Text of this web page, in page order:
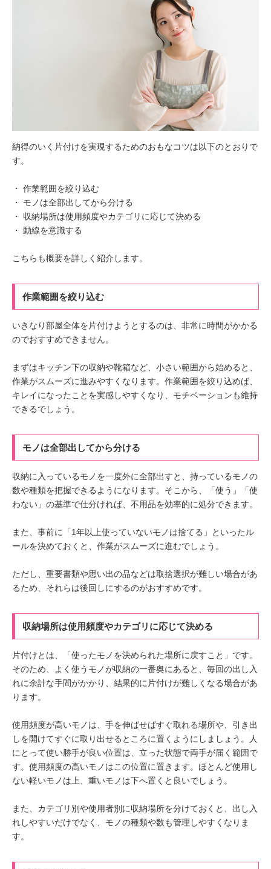
納得のいく片付けを実現するためのおもなコツは以下のとおりで
す。
・ 作業範囲を絞り込む
・ モノは全部出してから分ける
・ 収納場所は使用頻度やカテゴリに応じて決める
・ 動線を意識する
こちらも概要を詳しく紹介します。
作業範囲を絞り込む
いきなり部屋全体を片付けようとするのは、非常に時間がかかる
のでおすすめできません。
まずはキッチン下の収納や靴箱など、小さい範囲から始めると、
作業がスムーズに進みやすくなります。作業範囲を絞り込めば、
キレイになったことを実感しやすくなり、モチベーションも維持
できるでしょう。
モノは全部出してから分ける
収納に入っているモノを一度外に全部出すと、持っているモノの
数や種類を把握できるようになります。そこから、「使う」「使
わない」の基準で仕分ければ、不用品を効率的に処分できます。
また、事前に「1年以上使っていないモノは捨てる」といったル
ールを決めておくと、作業がスムーズに進むでしょう。
ただし、重要書類や思い出の品などは取捨選択が難しい場合があ
るため、それらは後回しにするのがおすすめです。
収納場所は使用頻度やカテゴリに応じて決める
片付けとは、「使ったモノを決められた場所に戻すこと」です。
そのため、よく使うモノが収納の一番奥にあると、毎回の出し入
れに余計な手間がかかり、結果的に片付けが難しくなる場合があ
ります。
使用頻度が高いモノは、手を伸ばせばすぐ取れる場所や、引き出
しを開けてすぐに取り出せるところに置くようにしましょう。人
にとって使い勝手が良い位置は、立った状態で両手が届く範囲で
す。使用頻度の高いモノはこの位置に置きます。ほとんど使用し
ない軽いモノは上、重いモノは下へ置くと良いでしょう。
また、カテゴリ別や使用者別に収納場所を分けておくと、出し入
れしやすいだけでなく、モノの種類や数も管理しやすくなりま
す。